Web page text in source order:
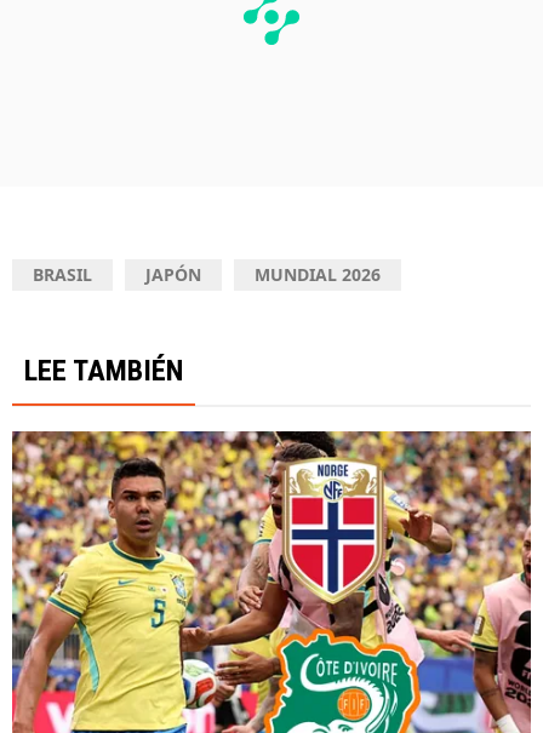
BRASIL JAPÓN MUNDIAL 2026
LEE TAMBIÉN